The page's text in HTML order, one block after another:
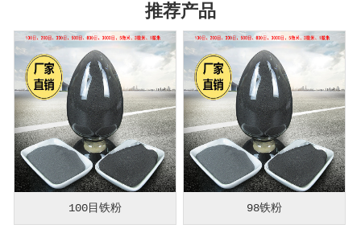
推荐产品
100目铁粉 98铁粉